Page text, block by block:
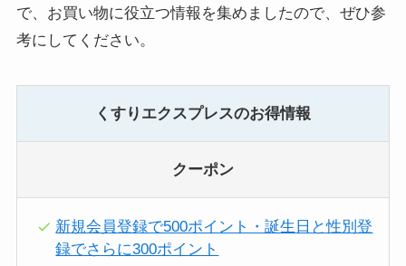
で、お買い物に役立つ情報を集めましたので、ぜひ参
考にしてください。
くすりエクスプレスのお得情報
クーポン
新規会員登録で500ポイント・誕生日と性別登
録でさらに300ポイント